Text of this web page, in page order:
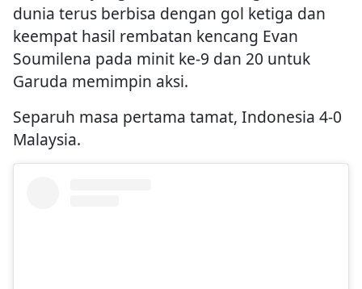
dunia terus berbisa dengan gol ketiga dan
keempat hasil rembatan kencang Evan
Soumilena pada minit ke-9 dan 20 untuk
Garuda memimpin aksi.
Separuh masa pertama tamat, Indonesia 4-0
Malaysia.